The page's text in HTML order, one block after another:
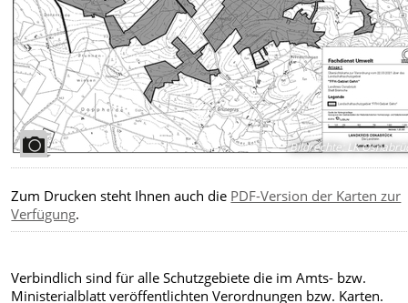
Bildrechte: LK
Zum Drucken steht Ihnen auch die PDF-Version der Karten zur
Verfügung.
Verbindlich sind für alle Schutzgebiete die im Amts- bzw.
Ministerialblatt veröffentlichten Verordnungen bzw. Karten.